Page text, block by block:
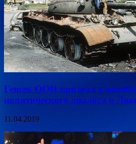
Генсек ООН призвал к
политического диалога в
11.04.2019